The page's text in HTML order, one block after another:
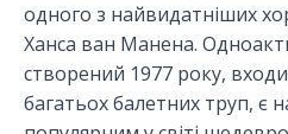
одного з найвидатніших
Ханса ван Манена.
створений 1977 року,
багатьох балетних труп, є